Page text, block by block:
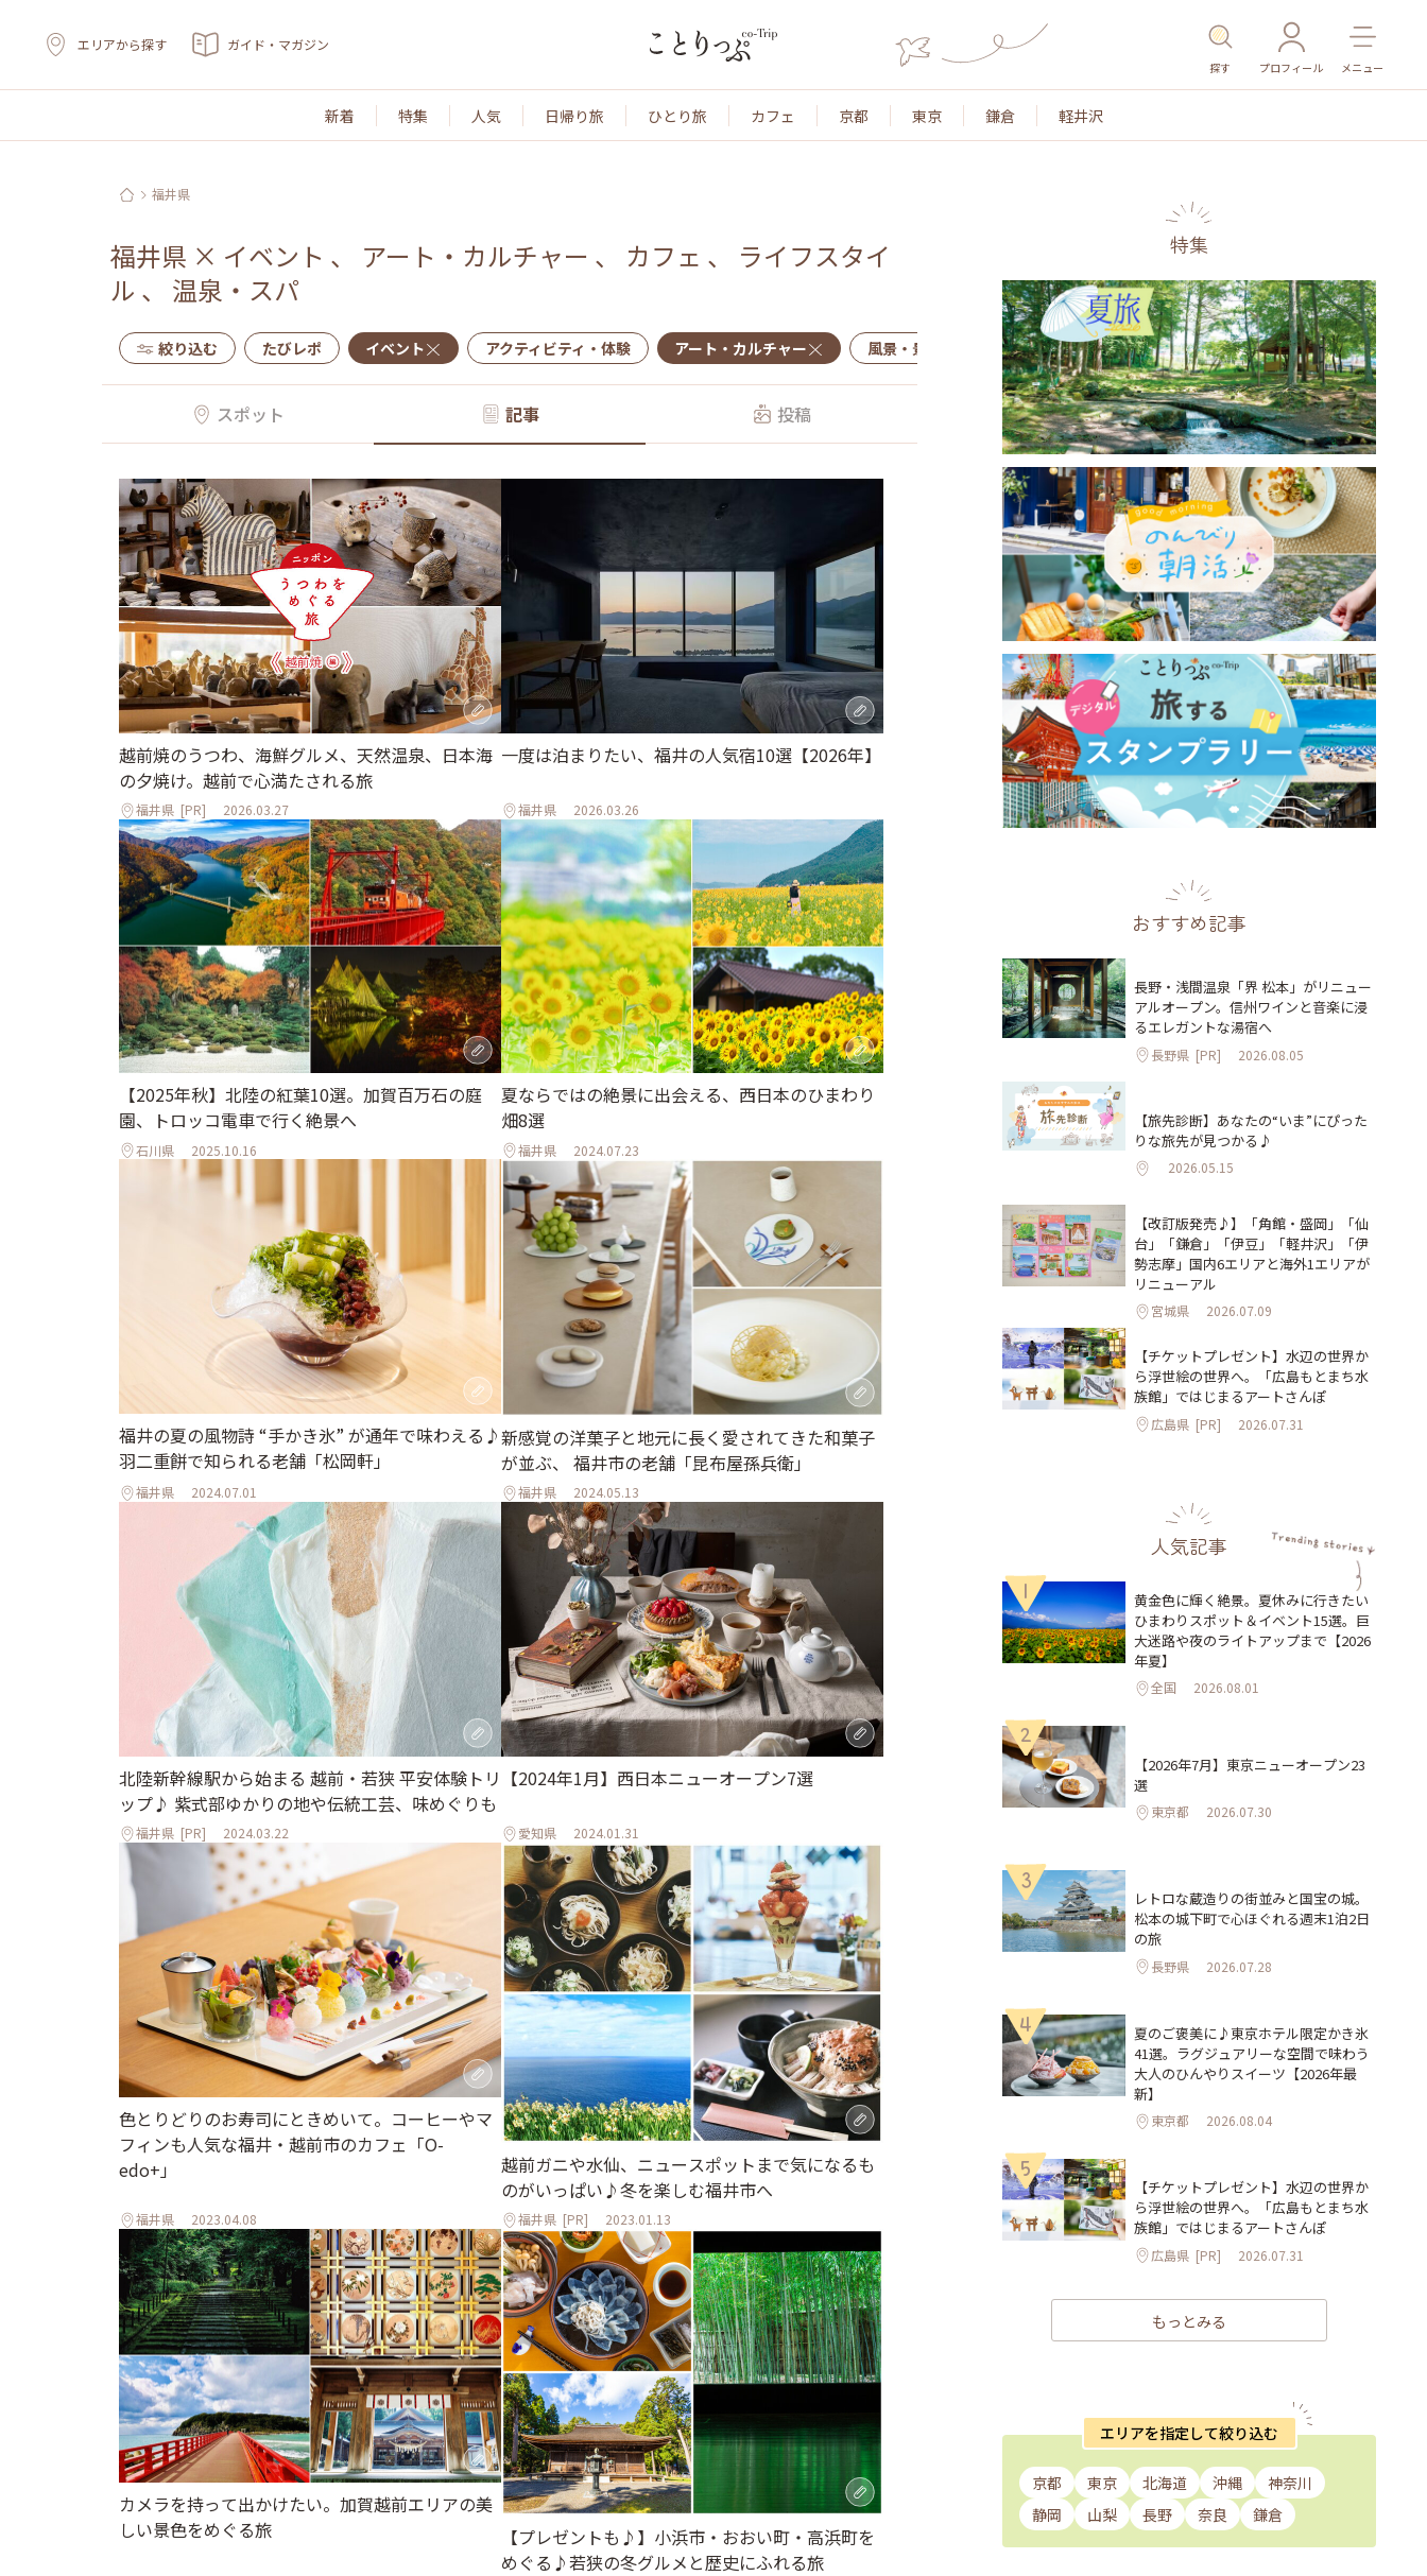
エリアから探す ガイド・マガジン
探す プロフィール メニュー
新着 特集 人気 日帰り旅 ひとり旅 カフェ 京都 東京 鎌倉 軽井沢
福井県
福井県 × イベント 、 アート・カルチャー 、 カフェ 、 ライフスタイ
ル 、 温泉・スパ
絞り込む たびレポ イベント アクティビティ・体験 アート・カルチャー 風景・景色 名所・旧跡 温泉・スパ その他施設 ごはん
スポット 記事 投稿
越前焼のうつわ、海鮮グルメ、天然温泉、日本海
の夕焼け。越前で心満たされる旅
福井県 [PR] 2026.03.27
一度は泊まりたい、福井の人気宿10選【2026年】
福井県 2026.03.26
【2025年秋】北陸の紅葉10選。加賀百万石の庭
園、トロッコ電車で行く絶景へ
石川県 2025.10.16
夏ならではの絶景に出会える、西日本のひまわり
畑8選
福井県 2024.07.23
福井の夏の風物詩 “手かき氷” が通年で味わえる♪
羽二重餅で知られる老舗「松岡軒」
福井県 2024.07.01
新感覚の洋菓子と地元に長く愛されてきた和菓子
が並ぶ、 福井市の老舗「昆布屋孫兵衛」
福井県 2024.05.13
北陸新幹線駅から始まる 越前・若狭 平安体験トリ
ップ♪ 紫式部ゆかりの地や伝統工芸、味めぐりも
福井県 [PR] 2024.03.22
【2024年1月】西日本ニューオープン7選
愛知県 2024.01.31
色とりどりのお寿司にときめいて。コーヒーやマ
フィンも人気な福井・越前市のカフェ「O-
edo+」
福井県 2023.04.08
越前ガニや水仙、ニュースポットまで気になるも
のがいっぱい♪冬を楽しむ福井市へ
福井県 [PR] 2023.01.13
カメラを持って出かけたい。加賀越前エリアの美
しい景色をめぐる旅
【プレゼントも♪】小浜市・おおい町・高浜町を
めぐる♪若狭の冬グルメと歴史にふれる旅
特集
おすすめ記事
長野・浅間温泉「界 松本」がリニュー
アルオープン。信州ワインと音楽に浸
るエレガントな湯宿へ
長野県 [PR] 2026.08.05
【旅先診断】あなたの“いま”にぴった
りな旅先が見つかる♪
2026.05.15
【改訂版発売♪】「角館・盛岡」「仙
台」「鎌倉」「伊豆」「軽井沢」「伊
勢志摩」国内6エリアと海外1エリアが
リニューアル
宮城県 2026.07.09
【チケットプレゼント】水辺の世界か
ら浮世絵の世界へ。「広島もとまち水
族館」ではじまるアートさんぽ
広島県 [PR] 2026.07.31
人気記事
1
黄金色に輝く絶景。夏休みに行きたい
ひまわりスポット＆イベント15選。巨
大迷路や夜のライトアップまで【2026
年夏】
全国 2026.08.01
2
【2026年7月】東京ニューオープン23
選
東京都 2026.07.30
3
レトロな蔵造りの街並みと国宝の城。
松本の城下町で心ほぐれる週末1泊2日
の旅
長野県 2026.07.28
4
夏のご褒美に♪東京ホテル限定かき氷
41選。ラグジュアリーな空間で味わう
大人のひんやりスイーツ【2026年最
新】
東京都 2026.08.04
5
【チケットプレゼント】水辺の世界か
ら浮世絵の世界へ。「広島もとまち水
族館」ではじまるアートさんぽ
広島県 [PR] 2026.07.31
もっとみる
エリアを指定して絞り込む
京都 東京 北海道 沖縄
神奈川
静岡
山梨 長野 奈良 鎌倉